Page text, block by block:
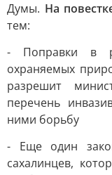
Думы. На
тем:
- Поправки в
охраняемых
разрешит
перечень
ними борьбу
- Еще один
сахалинцев,